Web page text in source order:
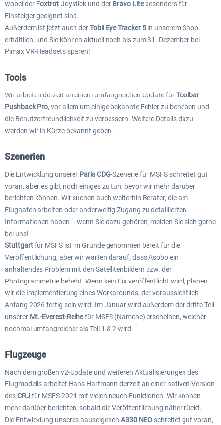
wobei der Foxtrot-Joystick und der Bravo Litebesonders für
Einsteiger geeignet sind.
Außerdem ist jetzt auch derTobii Eye Tracker 5 in unserem Shop
erhältlich, und Sie können aktuell noch bis zum 31. Dezember bei
Pimax VR-Headsets sparen!
Tools
Wir arbeiten derzeit an einem umfangreichen Update fürToolbar
Pushback Pro, vor allem um einige bekannte Fehler zu beheben und
die Benutzerfreundlichkeit zu verbessern. Weitere Details dazu
werden wir in Kürze bekannt geben.
Szenerien
Die Entwicklung unserer Paris CDG-Szenerie für MSFS schreitet gut
voran, aber es gibt noch einiges zu tun, bevor wir mehr darüber
berichten können. Wir suchen auch weiterhin Berater, die am
Flughafen arbeiten oder anderweitig Zugang zu detaillierten
Informationen haben – wenn Sie dazu gehören, melden Sie sich gerne
bei uns!
Stuttgartfür MSFS ist im Grunde genommen bereit für die
Veröffentlichung, aber wir warten darauf, dass Asobo ein
anhaltendes Problem mit den Satellitenbildern bzw. der
Photogrammetrie behebt. Wenn kein Fix veröffentlicht wird, planen
wir die Implementierung eines Workarounds, der voraussichtlich
Anfang 2026 fertig sein wird. Im Januar wird außerdem der dritte Teil
unserer Mt.-Everest-Reihefür MSFS (Namche) erscheinen, welcher
nochmal umfangreicher als Teil 1 & 2 wird.
Flugzeuge
Nach dem großen v2-Update und weiteren Aktualisierungen des
Flugmodells arbeitet Hans Hartmann derzeit an einer nativen Version
desCRJfür MSFS 2024 mit vielen neuen Funktionen. Wir können
mehr darüber berichten, sobald die Veröffentlichung näher rückt.
Die Entwicklung unseres hauseigenen A330 NEO schreitet gut voran,